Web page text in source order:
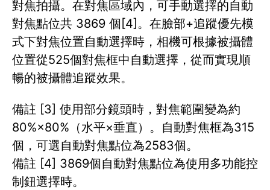
對焦拍攝。在對焦區域內，可手動選擇的自動
對焦點位共 3869 個[4]。在臉部+追蹤優先模
式下對焦位置自動選擇時，相機可根據被攝體
位置從525個對焦框中自動選擇，從而實現順
暢的被攝體追蹤效果。
備註 [3] 使用部分鏡頭時，對焦範圍變為約
80%×80%（水平×垂直）。自動對焦框為315
個，可選自動對焦點位為2583個。
備註 [4] 3869個自動對焦點位為使用多功能控
制鈕選擇時。